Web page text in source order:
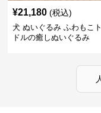
¥21,180 (税込)
犬 ぬいぐるみ ふわもこ
ドルの癒しぬいぐるみ